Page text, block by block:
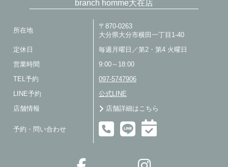
branch homme大在店
所在地
〒870-0263
大分県大分市横田一丁目1-40
定休日 毎週月曜日／第2・第4 火曜日
営業時間 9:00～18:00
TEL予約 097-5747906
LINE予約 公式LINE
店舗情報 店舗詳細はこちら
予約・問い合わせ